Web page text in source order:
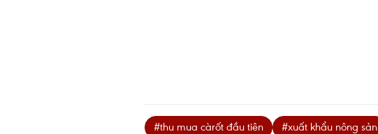
#thu mua càrốt đầu tiên #xuất khẩu nông sản